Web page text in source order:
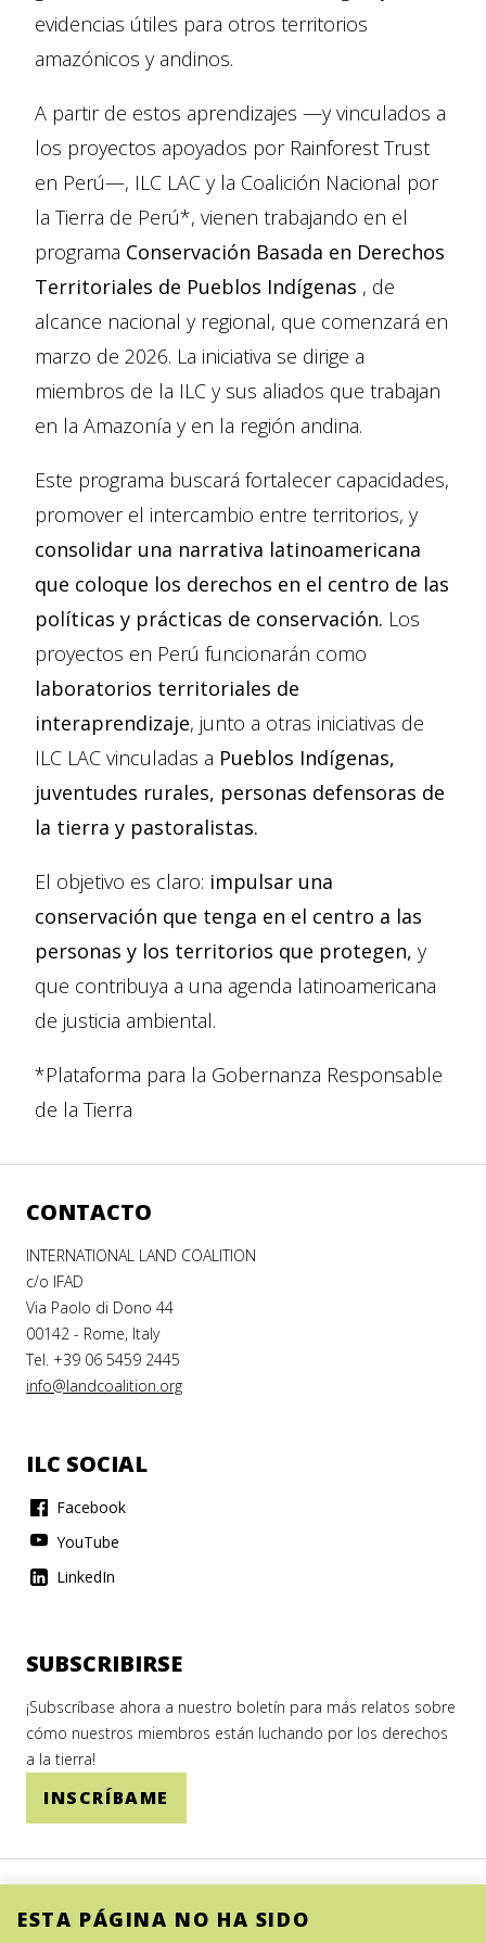
ESTA PÁGINA NO HA SIDO
evidencias útiles para otros territorios
amazónicos y andinos.
A partir de estos aprendizajes —y vinculados a
los proyectos apoyados por Rainforest Trust
en Perú—, ILC LAC y la Coalición Nacional por
la Tierra de Perú*, vienen trabajando en el
programa Conservación Basada en Derechos
Territoriales de Pueblos Indígenas , de
alcance nacional y regional, que comenzará en
marzo de 2026. La iniciativa se dirige a
miembros de la ILC y sus aliados que trabajan
en la Amazonía y en la región andina.
Este programa buscará fortalecer capacidades,
promover el intercambio entre territorios, y
consolidar una narrativa latinoamericana
que coloque los derechos en el centro de las
políticas y prácticas de conservación. Los
proyectos en Perú funcionarán como
laboratorios territoriales de
interaprendizaje, junto a otras iniciativas de
ILC LAC vinculadas a Pueblos Indígenas,
juventudes rurales, personas defensoras de
la tierra y pastoralistas.
El objetivo es claro: impulsar una
conservación que tenga en el centro a las
personas y los territorios que protegen, y
que contribuya a una agenda latinoamericana
de justicia ambiental.
*Plataforma para la Gobernanza Responsable
de la Tierra
CONTACTO
INTERNATIONAL LAND COALITION
c/o IFAD
Via Paolo di Dono 44
00142 - Rome, Italy
Tel. +39 06 5459 2445
info@landcoalition.org
ILC SOCIAL
Facebook
YouTube
LinkedIn
SUBSCRIBIRSE
¡Subscríbase ahora a nuestro boletín para más relatos sobre
cómo nuestros miembros están luchando por los derechos
a la tierra!
INSCRÍBAME